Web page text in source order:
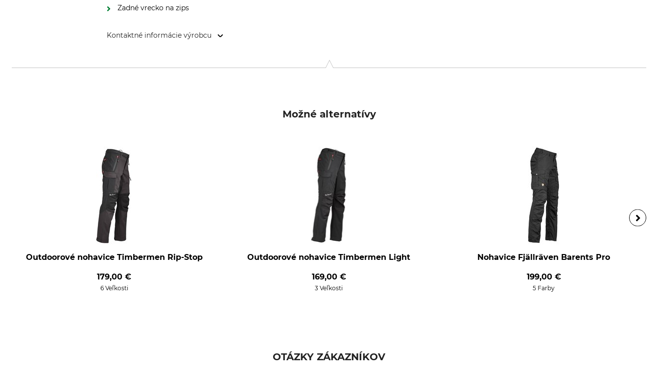
Zadné vrecko na zips
Kontaktné informácie výrobcu
Možné alternatívy
Outdoorové nohavice Timbermen Rip-Stop
179,00 €
6 Veľkosti
Outdoorové nohavice Timbermen Light
169,00 €
3 Veľkosti
Nohavice Fjällräven Barents Pro
199,00 €
5 Farby
OTÁZKY ZÁKAZNÍKOV